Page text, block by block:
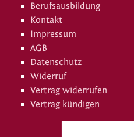
Berufsausbildung
Kontakt
Impressum
AGB
Datenschutz
Widerruf
Vertrag widerrufen
Vertrag kündigen